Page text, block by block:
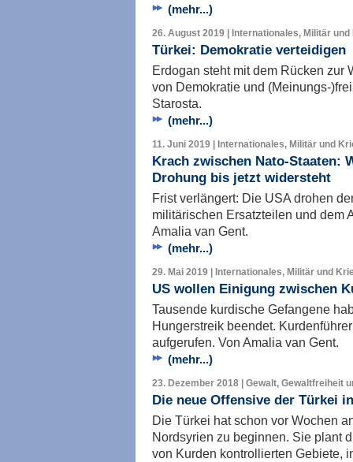
(mehr...)
26. August 2019 | Internationales, Militär und
Türkei: Demokratie verteidigen
Erdogan steht mit dem Rücken zur
von Demokratie und (Meinungs-
Starosta.
(mehr...)
11. Juni 2019 | Internationales, Militär und
Krach zwischen Nato-Staaten:
Drohung bis jetzt widersteht
Frist verlängert: Die USA drohen
militärischen Ersatzteilen und dem
Amalia van Gent.
(mehr...)
29. Mai 2019 | Internationales, Militär und
US wollen Einigung zwischen
Tausende kurdische Gefangene
Hungerstreik beendet.
aufgerufen. Von Amalia van Gent.
(mehr...)
23. Dezember 2018 | Gewalt, Gewaltfreiheit
Die neue Offensive der Türkei
Die Türkei hat schon vor Wochen
Nordsyrien zu beginnen. Sie plant
von Kurden kontrollierten Gebiete,